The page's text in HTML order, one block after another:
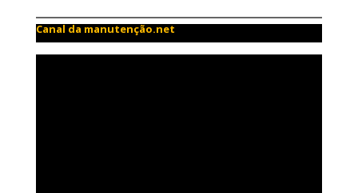
Canal da manutenção.net